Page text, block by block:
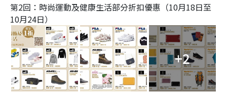
第2回：時尚運動及健康生活部分折扣優惠（10月18日至
10月24日）
+2